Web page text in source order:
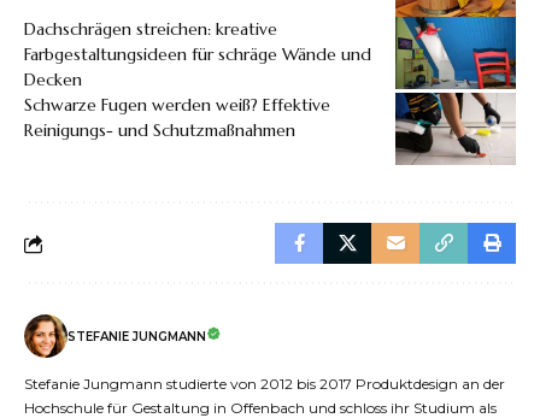
Dachschrägen streichen: kreative
Farbgestaltungsideen für schräge Wände und
Decken
Schwarze Fugen werden weiß? Effektive
Reinigungs- und Schutzmaßnahmen
STEFANIE JUNGMANN
Stefanie Jungmann studierte von 2012 bis 2017 Produktdesign an der
Hochschule für Gestaltung in Offenbach und schloss ihr Studium als